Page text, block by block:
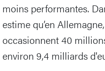
moins performantes.
estime qu’en
occasionnent 40
environ 9,4 milliards